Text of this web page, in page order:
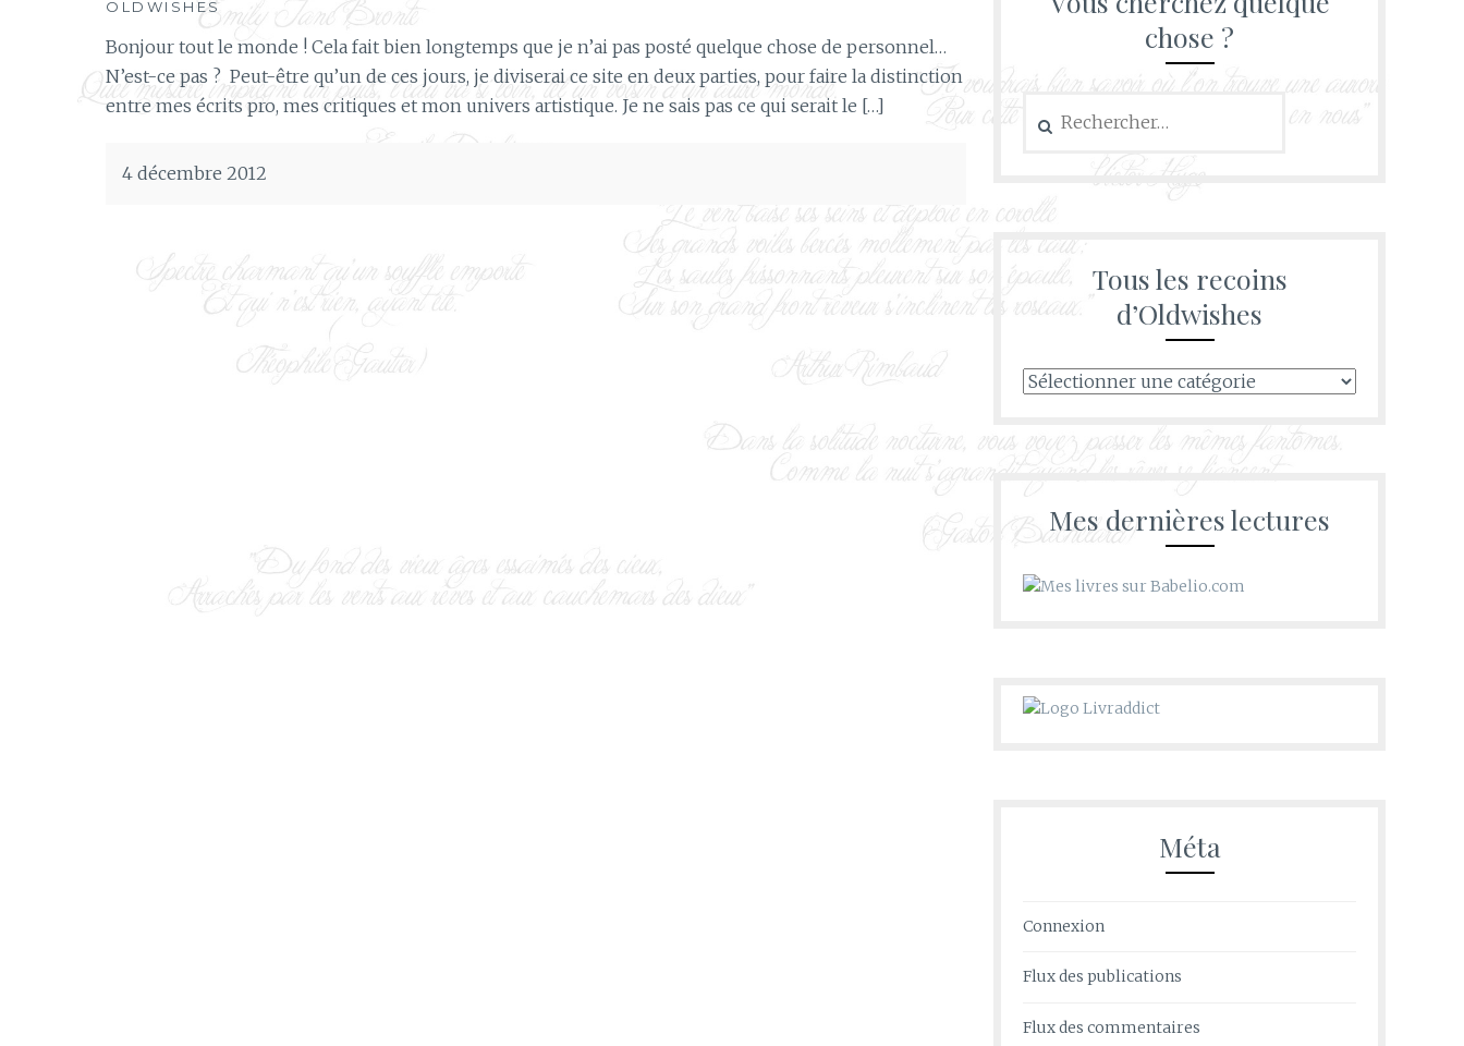
OLDWISHES
Bonjour tout le monde ! Cela fait bien longtemps que je n’ai pas posté quelque chose de personnel…
N’est-ce pas ? Peut-être qu’un de ces jours, je diviserai ce site en deux parties, pour faire la distinction
entre mes écrits pro, mes critiques et mon univers artistique. Je ne sais pas ce qui serait le […]
4 décembre 2012
chose ?
Tous les recoins
d’Oldwishes
Tous
d’Oldwishes
Mes dernières lectures
Méta
Connexion
Flux des publications
Flux des commentaires